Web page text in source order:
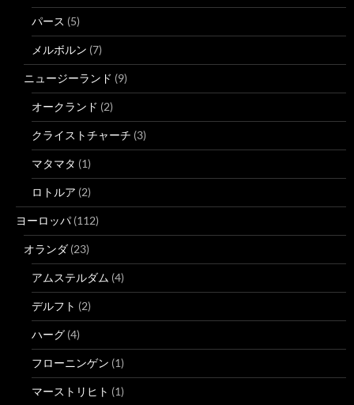
パース (5)
メルボルン (7)
ニュージーランド (9)
オークランド (2)
クライストチャーチ (3)
マタマタ (1)
ロトルア (2)
ヨーロッパ (112)
オランダ (23)
アムステルダム (4)
デルフト (2)
ハーグ (4)
フローニンゲン (1)
マーストリヒト (1)